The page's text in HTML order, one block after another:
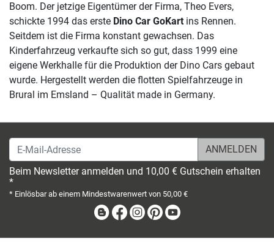
Boom. Der jetzige Eigentümer der Firma, Theo Evers,
schickte 1994 das erste Dino Car GoKart ins Rennen.
Seitdem ist die Firma konstant gewachsen. Das
Kinderfahrzeug verkaufte sich so gut, dass 1999 eine
eigene Werkhalle für die Produktion der Dino Cars gebaut
wurde. Hergestellt werden die flotten Spielfahrzeuge in
Brural im Emsland – Qualität made in Germany.
E-Mail-Adresse
Beim Newsletter anmelden und 10,00 € Gutschein erhalten
*
* Einlösbar ab einem Mindestwarenwert von 50,00 €
BlogFacebook
Instagram
Pinterest